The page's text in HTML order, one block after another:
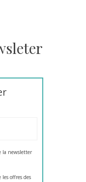
la newsletter
offres des